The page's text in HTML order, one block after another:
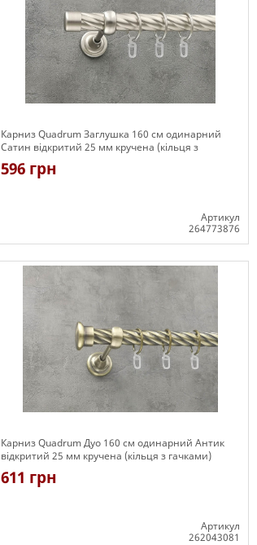
Карниз Quadrum Заглушка 160 см одинарний
Сатин відкритий 25 мм кручена (кільця з
гачками)
596 грн
Артикул
264773876
Карниз Quadrum Дуо 160 см одинарний Антик
відкритий 25 мм кручена (кільця з гачками)
611 грн
Артикул
262043081